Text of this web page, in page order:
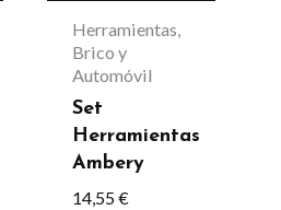
Herramientas,
Brico y
Automóvil
Set
Herramientas
Ambery
14,55€